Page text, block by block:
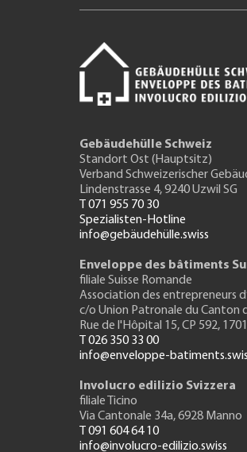
Gebäudehülle Schweiz
Standort Ost (Hauptsitz)
Verband Schweizerischer
Lindenstrasse 4, 9240 Uzwil SG
T 071 955 70 30
Spezialisten-Hotline
info@gebäudehülle.swiss
Enveloppe des bâtiments
filiale Suisse Romande
Association des entrepreneurs
c/o Union Patronale du Canton
Rue de l'Hôpital 15, CP 592,
T 026 350 33 00
info@enveloppe-
Involucro edilizio Svizzera
filiale Ticino
Via Cantonale 34a, 6928 Manno
T 091 604 64 10
info@involucro-edilizio.swiss